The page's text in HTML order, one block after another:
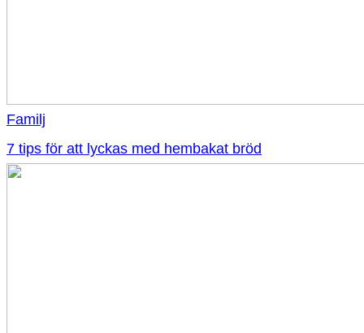
Familj
7 tips för att lyckas med hembakat bröd